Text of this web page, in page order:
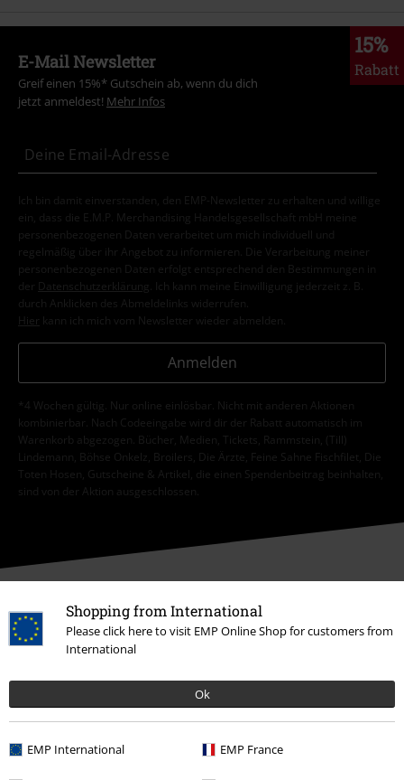
Shopping from International
Please click here to visit EMP Online Shop for customers from
International
Ok
EMP International EMP France
15%
Rabatt
E-Mail Newsletter
Greif einen 15%* Gutschein ab, wenn du dich
jetzt anmeldest! Mehr Infos
Ich bin damit einverstanden, den EMP-Newsletter zu erhalten und willige
ein, dass die E.M.P. Merchandising Handelsgesellschaft mbH meine
personenbezogenen Daten verarbeitet um mich individuell und
regelmäßig über ihr Angebot zu informieren. Die Verarbeitung meiner
personenbezogenen Daten erfolgt entsprechend den Bestimmungen in
der
Datenschutzerklärung
. Ich kann meine Einwilligung jederzeit z. B.
durch Anklicken des Abmeldelinks widerrufen.
Hier kann ich mich vom Newsletter wieder abmelden.
Anmelden
*4 Wochen gültig. Nur online einlösbar. Nicht mit anderen Aktionen
kombinierbar. Nach Codeeingabe wird dir der Rabatt automatisch im
Warenkorb abgezogen. Bücher, Medien, Tickets, Rammstein, (Till)
Lindemann, Böhse Onkelz, Broilers, Die Ärzte, Feine Sahne Fischfilet, Die
Toten Hosen, Gutscheine & Artikel, die einen Spendenbeitrag beinhalten,
sind von der Aktion ausgeschlossen.
Unser Kundenservice ist für dich da
Der Kundenservice ist am nächsten Tag wieder erreichbar von 08:00